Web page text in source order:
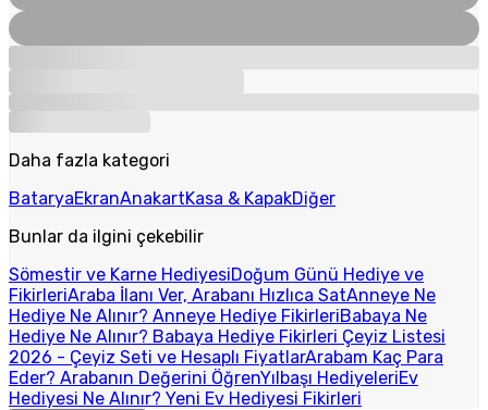
Daha fazla kategori
BataryaEkranAnakartKasa & KapakDiğer
Bunlar da ilgini çekebilir
Sömestir ve Karne HediyesiDoğum Günü Hediye ve
FikirleriAraba İlanı Ver, Arabanı Hızlıca SatAnneye Ne
Hediye Ne Alınır? Anneye Hediye FikirleriBabaya Ne
Hediye Ne Alınır? Babaya Hediye Fikirleri Çeyiz Listesi
2026 - Çeyiz Seti ve Hesaplı FiyatlarArabam Kaç Para
Eder? Arabanın Değerini ÖğrenYılbaşı HediyeleriEv
Hediyesi Ne Alınır? Yeni Ev Hediyesi Fikirleri